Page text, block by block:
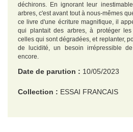
déchirons. En ignorant leur
arbres, c'est avant tout à nous-mêmes
ce livre d'une écriture magnifique, il
qui plantait des arbres, à protéger les
celles qui sont dégradées, et replanter,
de lucidité, un besoin irrépressible
encore.
Date de parution : 10/05/2023
Collection : ESSAI FRANCAIS